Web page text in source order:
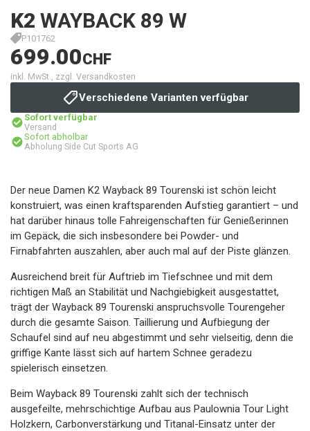
K2 WAYBACK 89 W
P101762
699.00CHF
inkl. MwSt., zzgl. Versandkosten
Verschiedene Varianten verfügbar
Sofort verfügbar
Versand
Sofort abholbar
Abholung Side Cut Sports AG
Der neue Damen K2 Wayback 89 Tourenski ist schön leicht
konstruiert, was einen kraftsparenden Aufstieg garantiert – und
hat darüber hinaus tolle Fahreigenschaften für Genießerinnen
im Gepäck, die sich insbesondere bei Powder- und
Firnabfahrten auszahlen, aber auch mal auf der Piste glänzen.
Ausreichend breit für Auftrieb im Tiefschnee und mit dem
richtigen Maß an Stabilität und Nachgiebigkeit ausgestattet,
trägt der Wayback 89 Tourenski anspruchsvolle Tourengeher
durch die gesamte Saison. Taillierung und Aufbiegung der
Schaufel sind auf neu abgestimmt und sehr vielseitig, denn die
griffige Kante lässt sich auf hartem Schnee geradezu
spielerisch einsetzen.
Beim Wayback 89 Tourenski zahlt sich der technisch
ausgefeilte, mehrschichtige Aufbau aus Paulownia Tour Light
Holzkern, Carbonverstärkung und Titanal-Einsatz unter der